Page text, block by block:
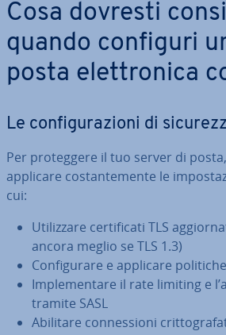
Cosa dovresti
quando configuri
posta elet­tro­ni­ca
Le con­fi­gu­ra­zio­ni di
Per pro­teg­ge­re il tuo server di
applicare co­stan­te­men­te le
cui:
Uti­liz­za­re cer­ti­fi­ca­ti TLS
ancora meglio se TLS 1.3)
Con­fi­gu­ra­re e applicare politiche
Im­ple­men­ta­re il rate limiting e
tramite SASL
Abilitare con­nes­sio­ni